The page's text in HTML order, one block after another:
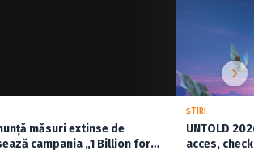
măsuri extinse de
campania „1 Billion for
ŞTIRI
UNTOLD
acces,